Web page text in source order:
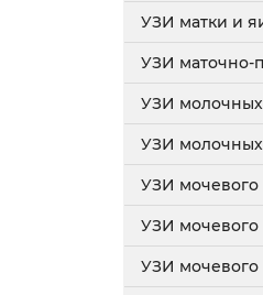
УЗИ матки и
УЗИ маточно-
УЗИ
УЗИ молочных
УЗИ мочевого
УЗИ мочевого
УЗИ мочевого